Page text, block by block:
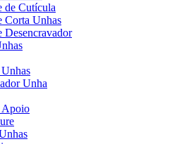
de Cutícula
Corta Unhas
Desencravador
Unha
Apoio